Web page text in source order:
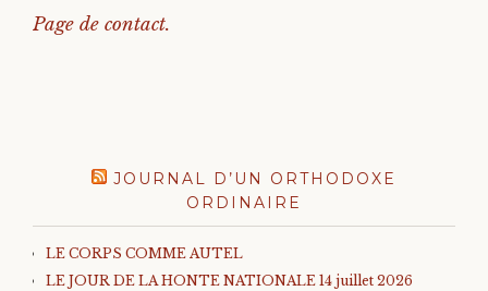
Page de contact.
JOURNAL D’UN ORTHODOXE
ORDINAIRE
LE CORPS COMME AUTEL
LE JOUR DE LA HONTE NATIONALE 14 juillet 2026